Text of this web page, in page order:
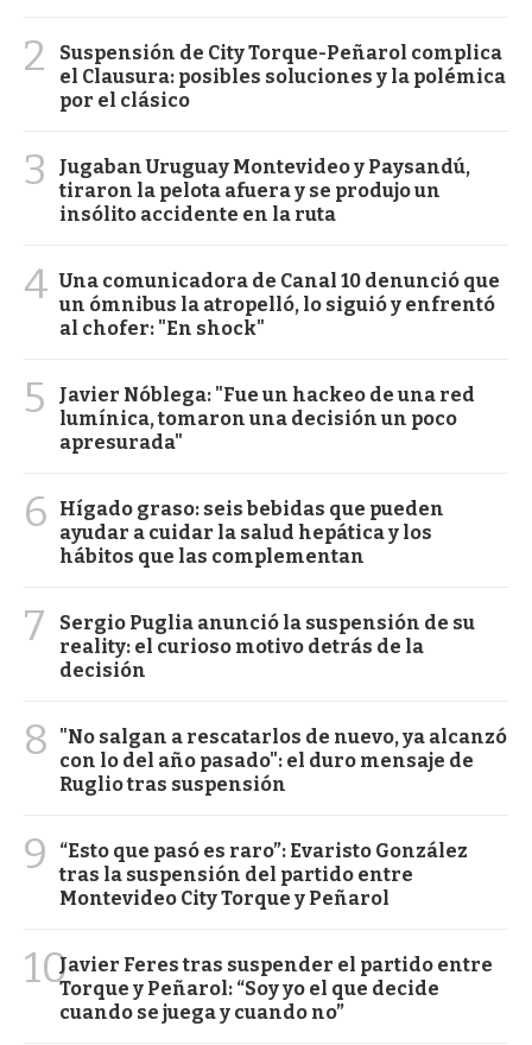
2
Suspensión de City Torque-Peñarol complica
el Clausura: posibles soluciones y la polémica
por el clásico
3
Jugaban Uruguay Montevideo y Paysandú,
tiraron la pelota afuera y se produjo un
insólito accidente en la ruta
4 Una comunicadora de Canal 10 denunció que
un ómnibus la atropelló, lo siguió y enfrentó
al chofer: "En shock"
5
Javier Nóblega: "Fue un hackeo de una red
lumínica, tomaron una decisión un poco
apresurada"
6
Hígado graso: seis bebidas que pueden
ayudar a cuidar la salud hepática y los
hábitos que las complementan
7
Sergio Puglia anunció la suspensión de su
reality: el curioso motivo detrás de la
decisión
8
"No salgan a rescatarlos de nuevo, ya alcanzó
con lo del año pasado": el duro mensaje de
Ruglio tras suspensión
9
“Esto que pasó es raro”: Evaristo González
tras la suspensión del partido entre
Montevideo City Torque y Peñarol
10Javier Feres tras suspender el partido entre
Torque y Peñarol: “Soy yo el que decide
cuando se juega y cuando no”